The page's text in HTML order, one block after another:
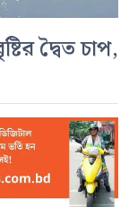
দ্বৈত চাপ,